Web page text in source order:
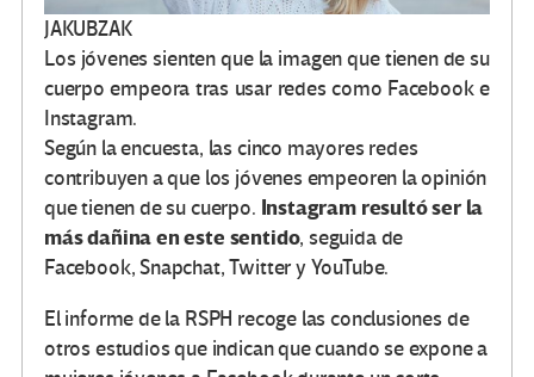
JAKUBZAK
Los jóvenes sienten que la imagen que tienen de su
cuerpo empeora tras usar redes como Facebook e
Instagram.
Según la encuesta, las cinco mayores redes
contribuyen a que los jóvenes empeoren la opinión
que tienen de su cuerpo. Instagram resultó ser la
más dañina en este sentido, seguida de
Facebook, Snapchat, Twitter y YouTube.
El informe de la RSPH recoge las conclusiones de
otros estudios que indican que cuando se expone a